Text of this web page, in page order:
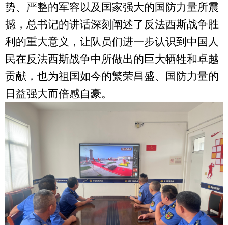
势、严整的军容以及国家强大的国防力量所震
撼，总书记的讲话深刻阐述了反法西斯战争胜
利的重大意义，让队员们进一步认识到中国人
民在反法西斯战争中所做出的巨大牺牲和卓越
贡献，也为祖国如今的繁荣昌盛、国防力量的
日益强大而倍感自豪。